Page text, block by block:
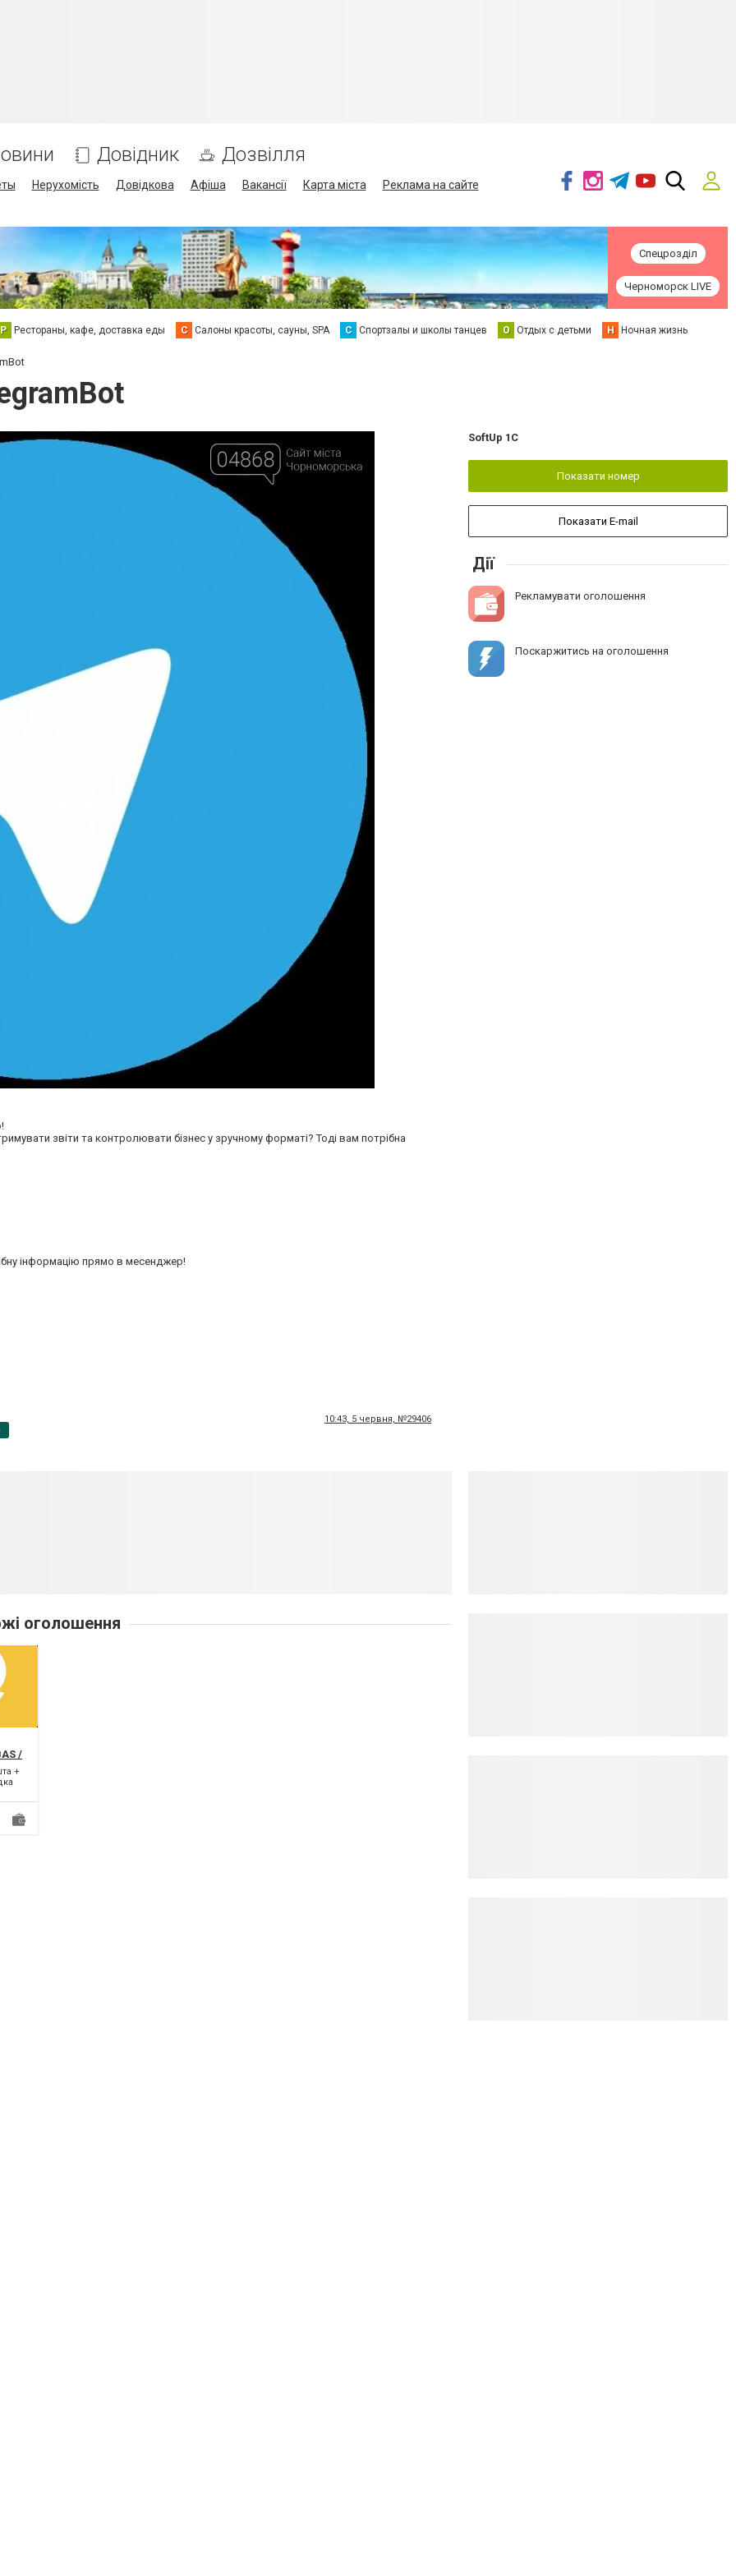
Довідник Дозвілля
Нерухомість Довідкова Афіша Вакансії Карта міста
Реклама на сайте
Спецрозділ
Черноморск LIVE
Р Рестораны, кафе, доставка еды С Салоны красоты, сауны, SPA С Спортзалы и школы танцев О Отдых с детьми Н Ночная жизнь
звіти та контролювати бізнес у зручному форматі? Тоді вам потрібна
інформацію прямо в месенджер!
10:43, 5 червня, №29406
SoftUp 1C
Показати номер
Показати E-mail
Дії
Рекламувати оголошення
Поскаржитись на оголошення
оголошення
/
+
з